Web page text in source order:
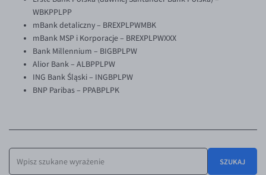
HKD/PLN
HUF/PLN
ILS/PLN
JPY/PLN
NZD/PLN
ZAR/PLN
Konto i opłaty
Wymiana walut
Banki i przelewy
Przelewy zagraniczne
Słowniczek
Komentarze walutowe
Dla mediów
PL
WBKPPLPP
mBank detaliczny – BREXPLPWMBK
mBank MSP i Korporacje – BREXPLPWXXX
Bank Millennium – BIGBPLPW
Alior Bank – ALBPPLPW
ING Bank Śląski – INGBPLPW
BNP Paribas – PPABPLPK
SZUKAJ